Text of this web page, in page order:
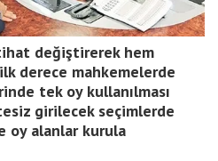
değiştirerek hem
derece mahkemelerde
tek oy kullanılması
girilecek seçimlerde
oy alanlar kurula